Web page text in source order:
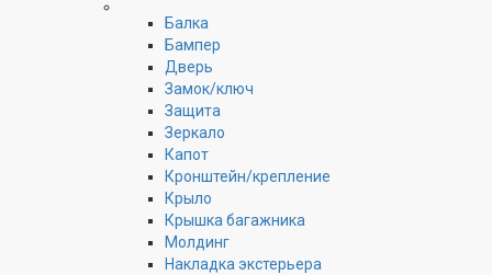
Балка
Бампер
Дверь
Замок/ключ
Защита
Зеркало
Капот
Кронштейн/крепление
Крыло
Крышка багажника
Молдинг
Накладка экстерьера